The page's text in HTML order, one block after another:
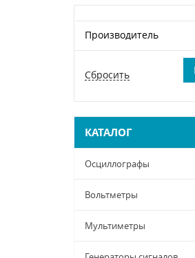
Производитель
КАТАЛОГ
Осциллографы
Вольтметры
Мультиметры